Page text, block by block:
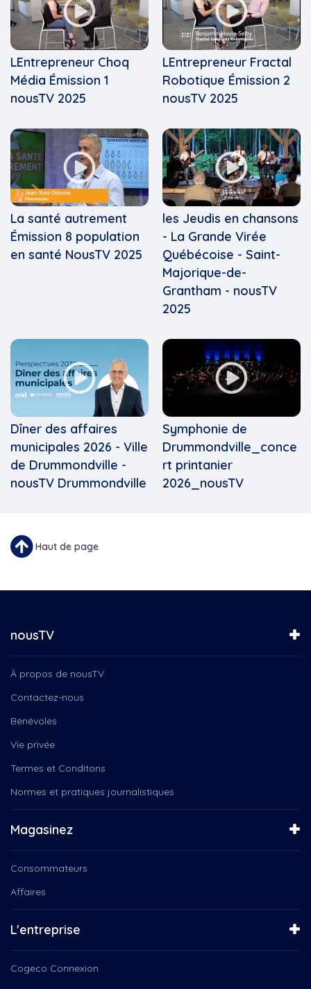
LEntrepreneur Choq
Média Émission 1
nousTV 2025
LEntrepreneur Fractal
Robotique Émission 2
nousTV 2025
La santé autrement
Émission 8 population
en santé NousTV 2025
les Jeudis en chansons
- La Grande Virée
Québécoise - Saint-
Majorique-de-
Grantham - nousTV
2025
Dîner des affaires
municipales 2026 - Ville
de Drummondville -
nousTV Drummondville
Symphonie de
Drummondville_conce
rt printanier
2026_nousTV
Haut de page
nousTV
À propos de nousTV
Contactez-nous
Bénévoles
Vie privée
Termes et Conditons
Normes et pratiques journalistiques
Magasinez
Consommateurs
Affaires
L'entreprise
Cogeco Connexion